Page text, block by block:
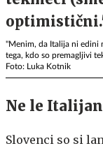
"Menim, da Italija ni edini
tega, kdo so premagljivi
Foto: Luka Kotnik
Ne le
Slovenci so si